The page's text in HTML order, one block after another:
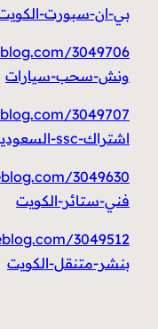
بي-ان-سبورت-الكويت
ونش-سحب-سيارات
اشتراك-ssc-السعودية
فني-ستائر-الكويت
بنشر-متنقل-الكويت